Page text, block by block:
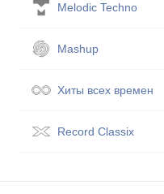
Melodic Techno
Mashup
Хиты всех вре­мен
Record Classix